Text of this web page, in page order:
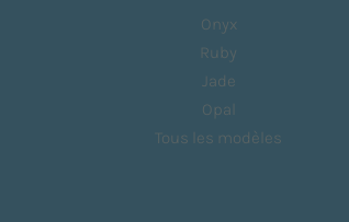
Onyx
Ruby
Jade
Opal
Tous les modèles